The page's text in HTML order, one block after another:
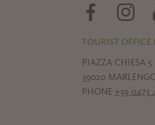
TOURIST OFFICE
PIAZZA CHIESA 5
39020
PHONE +39 0473